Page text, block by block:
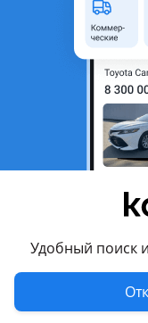
Удобный поиск
Оригинальность
Возможна
Комментарий
Бампер передний
Перевести
Другие